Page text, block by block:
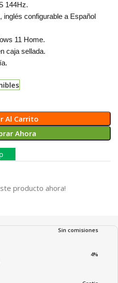
144Hz.
inglés configurable a Español
11 Home.
caja sellada.
Al Carrito
Ahora
producto ahora!
Sin comisiones
4%